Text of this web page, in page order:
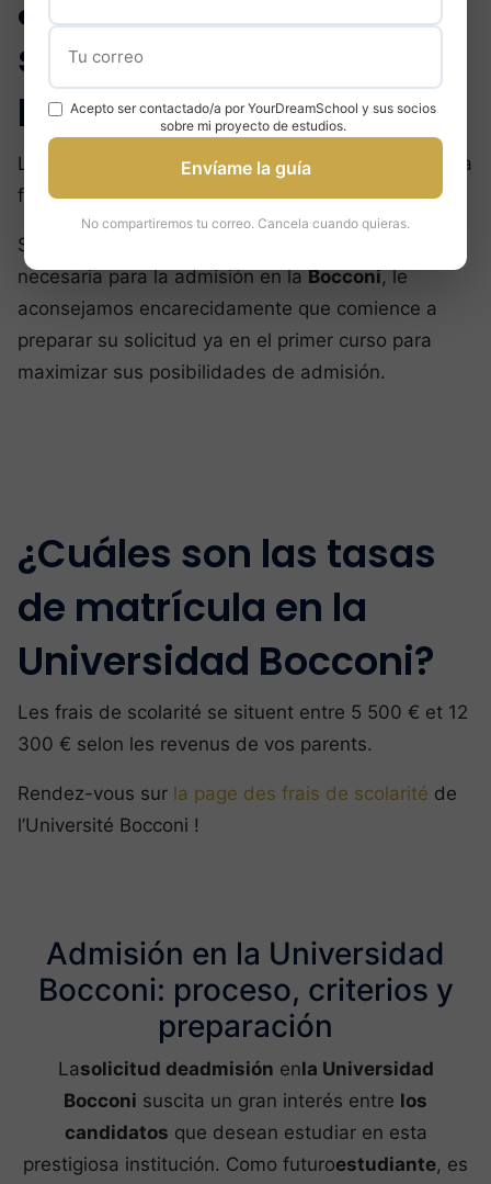
selección en la
Bocconi?
La date limite pour postuler àBocconi
est fixée à la
fin de votre année de Terminale.
Sin embargo, dada la cantidad de preparación
necesaria para la admisión en laBocconi, le
aconsejamos encarecidamente que comience a
preparar su solicitud ya en el primer curso para
maximizar sus posibilidades de admisión.
¿Cuáles son las tasas
de matrícula en la
Universidad Bocconi?
Les frais de scolarité se situent entre 5 500 € et 12
300 € selon les revenus de vos parents.
Rendez-vous sur la page des frais de scolarité de
l’Université Bocconi !
Admisión en la Universidad
Bocconi: proceso, criterios y
preparación
Lasolicitud deadmisión enla Universidad
Bocconi suscita un gran interés entre los
candidatos que desean estudiar en esta
prestigiosa institución. Como futuroestudiante, es
Acepto ser contactado/a por YourDreamSchool y sus socios
sobre mi proyecto de estudios.
Envíame la guía
No compartiremos tu correo. Cancela cuando quieras.